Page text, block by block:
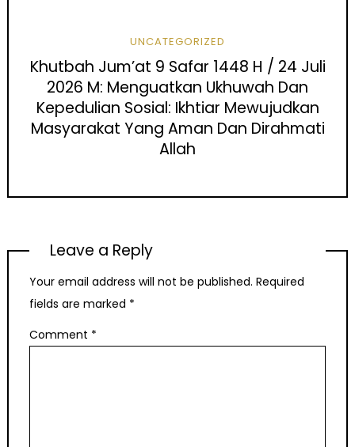
UNCATEGORIZED
Khutbah Jum’at 9 Safar 1448 H / 24 Juli
2026 M: Menguatkan Ukhuwah Dan
Kepedulian Sosial: Ikhtiar Mewujudkan
Masyarakat Yang Aman Dan Dirahmati
Allah
Leave a Reply
Your email address will not be published. Required
fields are marked *
Comment *